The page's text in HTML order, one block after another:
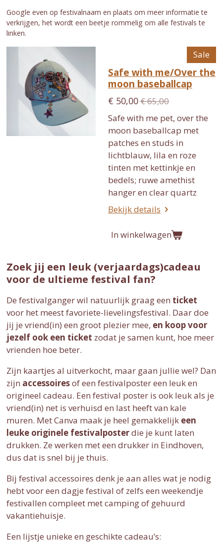
Google even op festivalnaam en plaats om meer informatie te
verkrijgen, het wordt een beetje rommelig om alle festivals te
linken.
Sale
Safe with me/Over the
moon baseballcap
€ 50,00€ 65,00
Safe with me pet, over the
moon baseballcap met
patches en studs in
lichtblauw, lila en roze
tinten met kettinkje en
bedels; ruwe amethist
hanger en clear quartz
Bekijk details
In winkelwagen
Zoek jij een leuk (verjaardags)cadeau
voor de ultieme festival fan?
De festivalganger wil natuurlijk graag een ticket
voor het meest favoriete-lievelingsfestival. Daar doe
jij je vriend(in) een groot plezier mee, en koop voor
jezelf ook een ticket zodat je samen kunt, hoe meer
vrienden hoe beter.
Zijn kaartjes al uitverkocht, maar gaan jullie wel? Dan
zijn accessoiresof een festivalposter een leuk en
origineel cadeau. Een festival poster is ook leuk als je
vriend(in) net is verhuisd en last heeft van kale
muren. Met Canva maak je heel gemakkelijk een
leuke originele festivalposterdie je kunt laten
drukken. Ze werken met een drukker in Eindhoven,
dus dat is snel bij je thuis.
Bij festival accessoires denk je aan alles wat je nodig
hebt voor een dagje festival of zelfs een weekendje
festivallen compleet met camping of gehuurd
vakantiehuisje.
Een lijstje unieke en geschikte cadeau’s: